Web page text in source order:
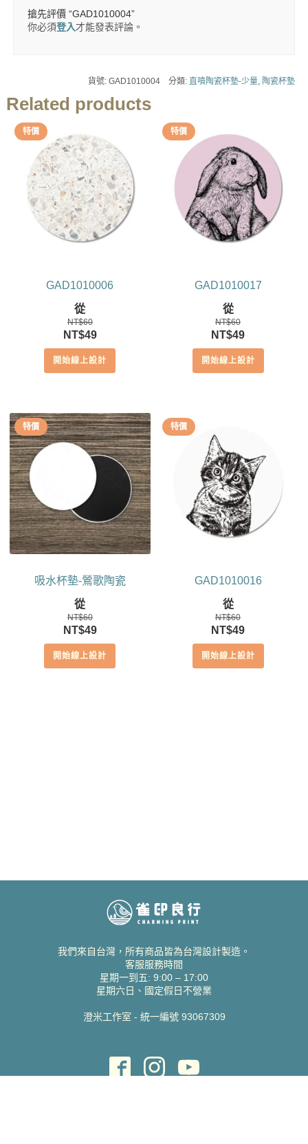
搶先評價 “GAD1010004”
你必須登入才能發表評論。
貨號:GAD1010004 分類: 直噴陶瓷杯墊-少量 陶瓷杯墊
Related products
特價
GAD1010006
從
NT$60
原
始
價
NT$49目
前
價
開始線上設計
特價
GAD1010017
從
NT$60
原
始
價
NT$49目
前
價
開始線上設計
特價
吸水杯墊-鶯歌陶瓷
從
NT$60
原
始
價
NT$49目
前
價
開始線上設計
特價
GAD1010016
從
NT$60
原
始
價
NT$49目
前
價
開始線上設計
我們來自台灣，所有商品皆為台灣設計製造。
客服服務時間
星期一到五: 9:00 – 17:00
星期六日、國定假日不營業
澄米工作室 - 統一編號 93067309